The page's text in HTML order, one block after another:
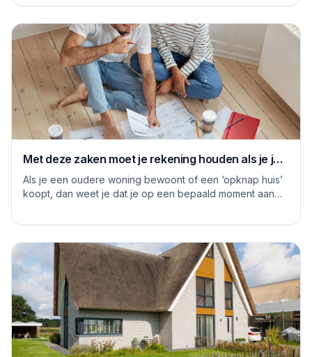
Met deze zaken moet je rekening houden als je je
huis grondig gaat renoveren
Als je een oudere woning bewoont of een ‘opknap huis’
koopt, dan weet je dat je op een bepaald moment aan